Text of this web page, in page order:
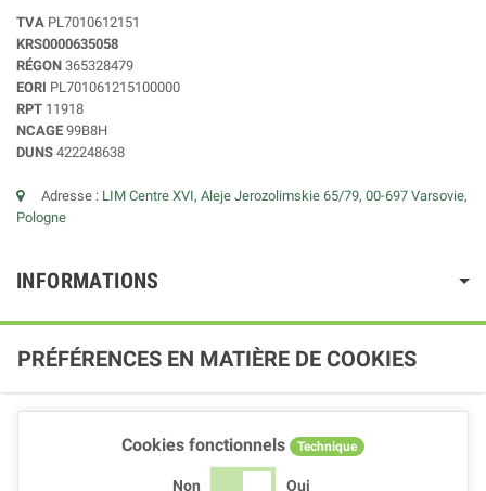
TVA PL7010612151
KRS0000635058
RÉGON 365328479
EORI PL701061215100000
RPT 11918
NCAGE 99B8H
DUNS 422248638
Adresse : LIM Centre XVI, Aleje Jerozolimskie 65/79, 00-697 Varsovie,
Pologne
INFORMATIONS
PRÉFÉRENCES EN MATIÈRE DE COOKIES
Cookies fonctionnels Technique
Non Oui